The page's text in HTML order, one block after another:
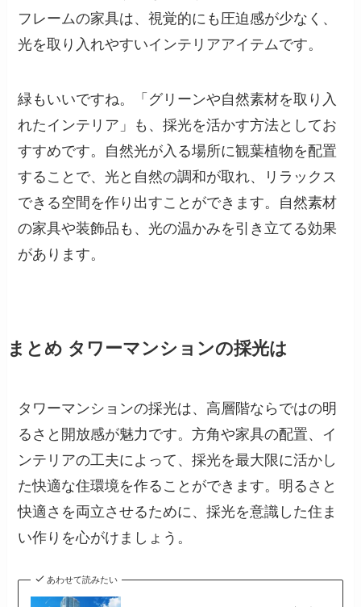
フレームの家具は、視覚的にも圧迫感が少なく、
光を取り入れやすいインテリアアイテムです。
緑もいいですね。「グリーンや自然素材を取り入
れたインテリア」も、採光を活かす方法としてお
すすめです。自然光が入る場所に観葉植物を配置
することで、光と自然の調和が取れ、リラックス
できる空間を作り出すことができます。自然素材
の家具や装飾品も、光の温かみを引き立てる効果
があります。
まとめ タワーマンションの採光は
タワーマンションの採光は、高層階ならではの明
るさと開放感が魅力です。方角や家具の配置、イ
ンテリアの工夫によって、採光を最大限に活かし
た快適な住環境を作ることができます。明るさと
快適さを両立させるために、採光を意識した住ま
い作りを心がけましょう。
あわせて読みたい